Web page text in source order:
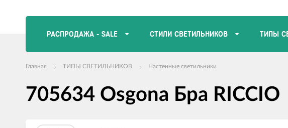
РАСПРОДАЖА - SALE СТИЛИ СВЕТИЛЬНИКОВ ТИПЫ
Главная ТИПЫ СВЕТИЛЬНИКОВ Настенные светильники
705634 Osgona Бра RICCIO